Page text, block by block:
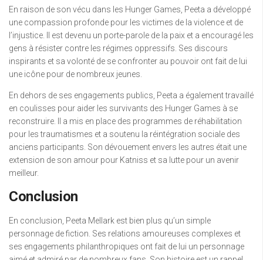
En raison de son vécu dans les Hunger Games, Peeta a développé
une compassion profonde pour les victimes de la violence et de
l’injustice. Il est devenu un porte-parole de la paix et a encouragé les
gens à résister contre les régimes oppressifs. Ses discours
inspirants et sa volonté de se confronter au pouvoir ont fait de lui
une icône pour de nombreux jeunes.
En dehors de ses engagements publics, Peeta a également travaillé
en coulisses pour aider les survivants des Hunger Games à se
reconstruire. Il a mis en place des programmes de réhabilitation
pour les traumatismes et a soutenu la réintégration sociale des
anciens participants. Son dévouement envers les autres était une
extension de son amour pour Katniss et sa lutte pour un avenir
meilleur.
Conclusion
En conclusion, Peeta Mellark est bien plus qu’un simple
personnage de fiction. Ses relations amoureuses complexes et
ses engagements philanthropiques ont fait de lui un personnage